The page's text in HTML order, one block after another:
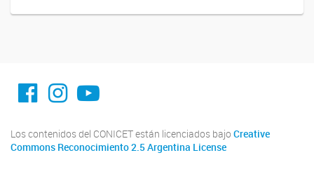
facebook imit.conicet
imit.conicet
Youtube
Los contenidos del CONICET están licenciados bajo Creative
Commons Reconocimiento 2.5 Argentina License